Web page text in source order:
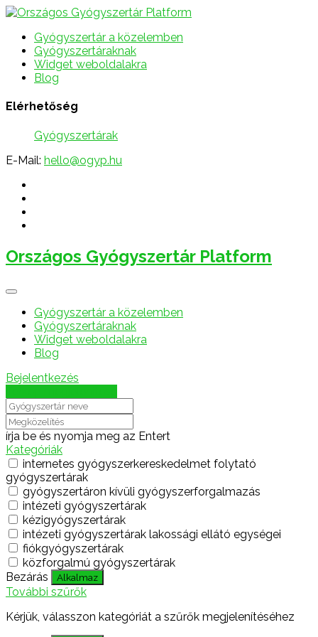
Gyógyszertár a közelemben
Gyógyszertáraknak
Widget weboldalakra
Blog
Elérhetőség
Gyógyszertárak
E-Mail: hello@ogyp.hu
Országos Gyógyszertár Platform
Gyógyszertár a közelemben
Gyógyszertáraknak
Widget weboldalakra
Blog
Bejelentkezés
írja be és nyomja meg az Entert
Kategóriák
internetes gyógyszerkereskedelmet folytató
gyógyszertárak
gyógyszertáron kívüli gyógyszerforgalmazás
intézeti gyógyszertárak
kézigyógyszertárak
intézeti gyógyszertárak lakossági ellátó egységei
fiókgyógyszertárak
közforgalmú gyógyszertárak
Bezárás
Alkalmaz
További szűrők
Kérjük, válasszon kategóriát a szűrők megjelenítéséhez